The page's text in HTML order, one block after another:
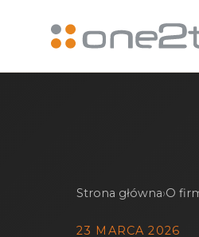
Strona główna›O
23 MARCA 2026